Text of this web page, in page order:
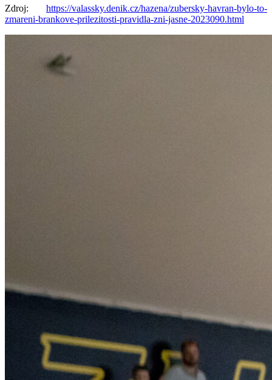
Zdroj: https://valassky.denik.cz/hazena/zubersky-havran-bylo-to-
zmareni-brankove-prilezitosti-pravidla-zni-jasne-2023090.html